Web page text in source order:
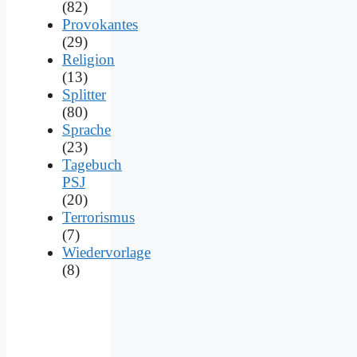
(82)
Provokantes
(29)
Religion
(13)
Splitter
(80)
Sprache
(23)
Tagebuch
PSJ
(20)
Terrorismus
(7)
Wiedervorlage
(8)